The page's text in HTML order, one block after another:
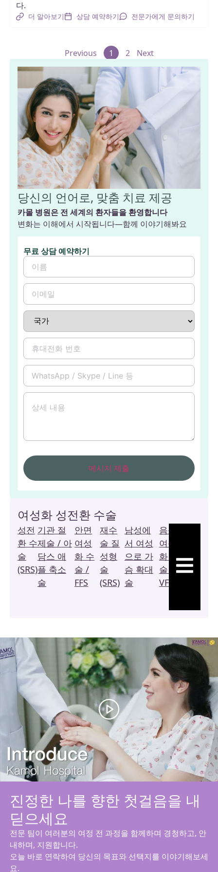
다.
더 알아보기 상담 예약하기 전문가에게 문의하기
Previous 1 2 Next
당신의 언어로, 맞춤 치료 제공
카몰 병원은 전 세계의 환자들을 환영합니다
변화는 이해에서 시작됩니다—함께 이야기해봐요
무료 상담 예약하기
여성화 성전환 수술
성전
환 수
술
(SRS)
기관 절
제술 / 아
담스 애
플 축소
술
안면
여성
화 수
술 /
FFS
재수
술 질
성형
술
(SRS)
남성에
서 여성
으로 가
슴 확대
술
음성
여성
화 수
술 /
VFS
질
성
햄버거 토
진정한 나를 향한 첫걸음을 내
딛으세요
전문 팀이 여러분의 여정 전 과정을 함께하며 경청하고, 안
내하며, 지원합니다.
오늘 바로 연락하여 당신의 목표와 선택지를 이야기해보세
요.